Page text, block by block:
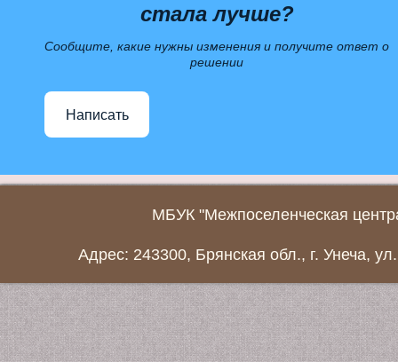
стала лучше?
Сообщите, какие нужны изменения и получите ответ о
решении
Написать
МБУК "Межпоселенческая
Адрес: 243300, Брянская обл., г. Унеча,